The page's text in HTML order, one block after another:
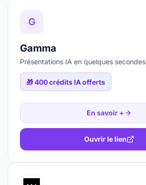
G
Gamma
Présentations IA en quelques secondes
🎁400 crédits IA offerts
En savoir +
Ouvrir le lien